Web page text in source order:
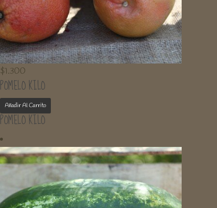
$1.300
POMELO KILO
Añadir Al Carrito
POMELO KILO